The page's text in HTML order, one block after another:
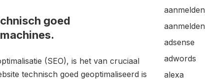
goed
(SEO), is het van cruciaal
technisch goed geoptimaliseerd is
aanmelden
adsense
adwords
alexa